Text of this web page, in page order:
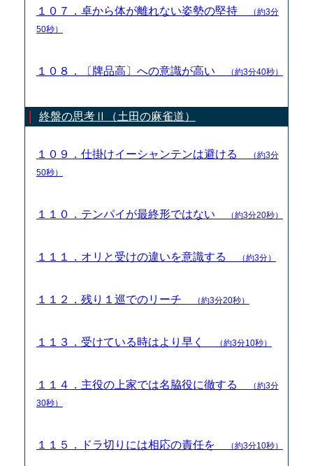
１０７．卓から体が離れない姿勢の堅持
（約3分
50秒）
１０８．〔牌品高〕への意識が高い （約3分40秒）
終盤の思考Ⅱ（土田の麻雀道）
１０９．仕掛けイーシャンテンは避ける
（約3分
50秒）
１１０．テンパイが最終形ではない （約3分20秒）
１１１．オリと受けの違いを意識する （約3分）
１１２．残り１巡でのリーチ （約3分20秒）
１１３．受けている時はより早く （約3分10秒）
１１４．主役の上家では名脇役に徹する
（約3分
30秒）
１１５．ドラ切りには相応の責任を （約3分10秒）